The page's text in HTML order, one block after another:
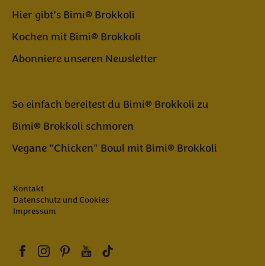
Hier gibt’s Bimi® Brokkoli
Kochen mit Bimi® Brokkoli
Abonniere unseren Newsletter
So einfach bereitest du Bimi® Brokkoli zu
Bimi® Brokkoli schmoren
Vegane "Chicken" Bowl mit Bimi® Brokkoli
Kontakt
Datenschutz und Cookies
Impressum